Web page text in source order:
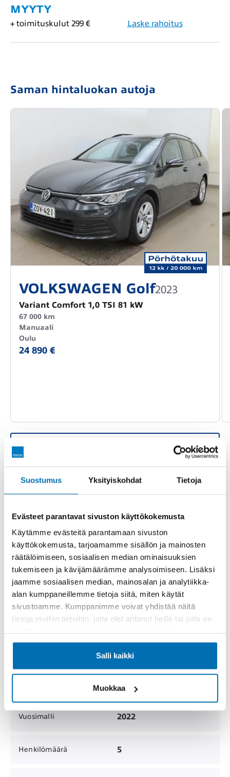
Suostumus Yksityiskohdat Tietoja
Evästeet parantavat sivuston käyttökokemusta
Käytämme evästeitä parantamaan sivuston
käyttökokemusta, tarjoamamme sisällön ja mainosten
räätälöimiseen, sosiaalisen median ominaisuuksien
tukemiseen ja kävijämäärämme analysoimiseen. Lisäksi
jaamme sosiaalisen median, mainosalan ja analytiikka-
alan kumppaneillemme tietoja siitä, miten käytät
sivustoamme. Kumppanimme voivat yhdistää näitä
tietoja muihin tietoihin, joita olet antanut heille tai joita on
Salli kaikki
Muokkaa
MYYTY
+ toimituskulut 299 € Laske rahoitus
Saman hintaluokan autoja
VOLKSWAGEN Golf2023
Variant Comfort 1,0 TSI 81 kW
67 000 km
Manuaali
Oulu
24 890 €
PERUSTIEDOT TEKNISET TIEDOT VARUSTEET
Rekisterinumero IPU-379
21.7.2026
Hinta MYYTY
Korimalli Henkilöauto / Farmari
46 000 km
Vuosimalli 2022
Henkilömäärä 5